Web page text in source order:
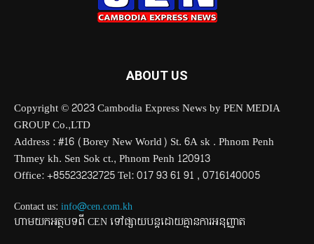
ABOUT US
Copyright © 2023 Cambodia Express News by PEN MEDIA
GROUP Co.,LTD
Address : #16 (Borey New World) St. 6A sk . Phnom Penh
Thmey kh. Sen Sok ct., Phnom Penh 120913
Office: +85523232725 Tel: 017 93 61 91 , 0716140005
Contact us: info@cen.com.kh
ហាមយកអត្ថបទពី CEN ទៅផ្សាយបន្តដោយគ្មានការអនុញ្ញាត